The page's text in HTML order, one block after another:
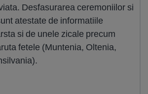
Desfasurarea ceremoniilor si
atestate de informatiile
si de unele zicale precum
fetele (Muntenia, Oltenia,